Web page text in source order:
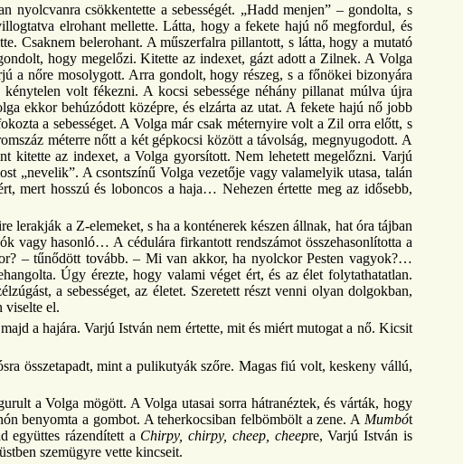
csökkentette a sebességét. „Hadd menjen” – gondolta, s
elrohant mellette. Látta, hogy a fekete hajú nő megfordul, és
Csaknem belerohant. A műszerfalra pillantott, s látta, hogy a mutató
hogy megelőzi. Kitette az indexet, gázt adott a Zilnek. A Volga
a nőre mosolygott. Arra gondolt, hogy részeg, s a főnökei bizonyára
volt fékezni. A kocsi sebessége néhány pillanat múlva újra
ekkor behúzódott középre, és elzárta az utat. A fekete hajú nő jobb
a sebességet. A Volga már csak méternyire volt a Zil orra előtt, s
méterre nőtt a két gépkocsi között a távolság, megnyugodott. A
kitette az indexet, a Volga gyorsított. Nem lehetett megelőzni. Varjú
„nevelik”. A csontszínű Volga vezetője vagy valamelyik utasa, talán
mert hosszú és loboncos a haja… Nehezen értette meg az idősebb,
lerakják a Z-elemeket, s ha a konténerek készen állnak, hat óra tájban
vagy hasonló… A cédulára firkantott rendszámot összehasonlította a
– tűnődött tovább. – Mi van akkor, ha nyolckor Pesten vagyok?…
Úgy érezte, hogy valami véget ért, és az élet folytathatatlan.
a sebességet, az életet. Szeretett részt venni olyan dolgokban,
viselte el.
a hajára. Varjú István nem értette, mit és miért mutogat a nő. Kicsit
összetapadt, mint a pulikutyák szőre. Magas fiú volt, keskeny vállú,
a Volga mögött. A Volga utasai sorra hátranéztek, és várták, hogy
benyomta a gombot. A teherkocsiban felbömbölt a zene. A Mumbót
együttes rázendített a Chirpy, chirpy, cheep, cheepre, Varjú István is
szemügyre vette kincseit.